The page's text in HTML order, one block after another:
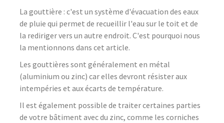
La gouttière : c'est un système d'évacuation des eaux
de pluie qui permet de recueillir l'eau sur le toit et de
la rediriger vers un autre endroit. C'est pourquoi nous
la mentionnons dans cet article.
Les gouttières sont généralement en métal
(aluminium ou zinc) car elles devront résister aux
intempéries et aux écarts de température.
Il est également possible de traiter certaines parties
de votre bâtiment avec du zinc, comme les corniches